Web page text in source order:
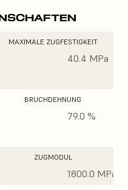
MAXIMALE ZUGFESTIGKEIT
40.4 MPa
BRUCHDEHNUNG
79.0 %
ZUGMODUL
1800.0 MPa